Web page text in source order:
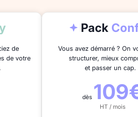
de
de votre
Pack
Vous avez démarré ? On
structurer, mieux
et passer un cap.
dès
HT / mois